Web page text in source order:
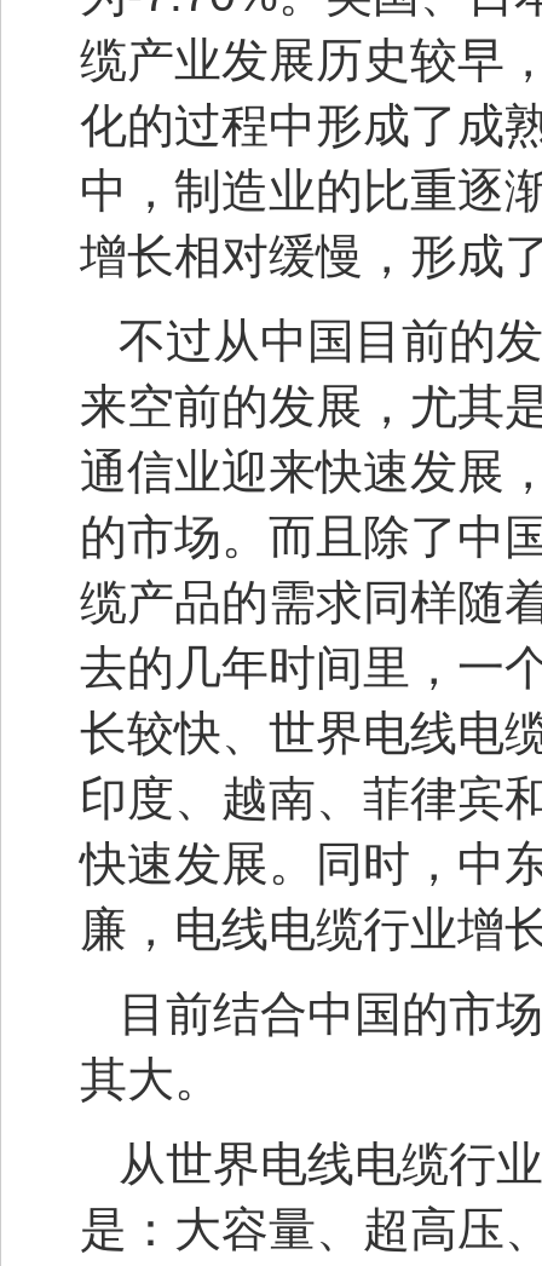
缆产业发展历史较早
化的过程中形成了成
中，制造业的比重逐
增长相对缓慢，形成
不过从中国目前的
来空前的发展，尤其
通信业迎来快速发展
的市场。而且除了中
缆产品的需求同样随
去的几年时间里，一
长较快、世界电线电
印度、越南、菲律宾
快速发展。同时，中
廉，电线电缆行业增
目前结合中国的市
其大。
从世界电线电缆行
是：大容量、超高压